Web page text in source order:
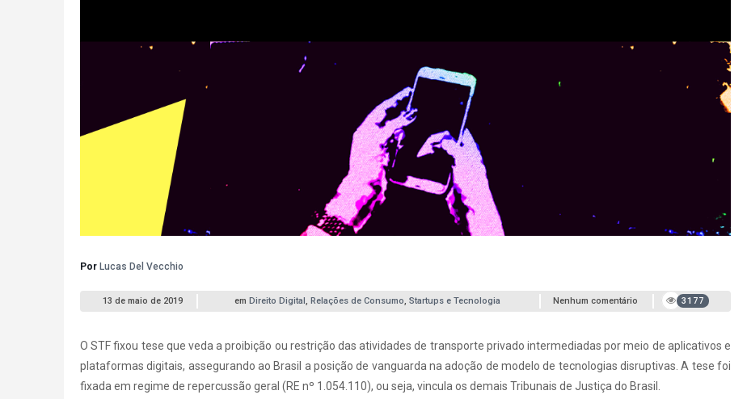
Por Lucas Del Vecchio
13 de maio de 2019 em Direito Digital, Relações de Consumo, Startups e Tecnologia Nenhum comentário 3177
O STF fixou tese que veda a proibição ou restrição das atividades de transporte privado intermediadas por meio de aplicativos e
plataformas digitais, assegurando ao Brasil a posição de vanguarda na adoção de modelo de tecnologias disruptivas. A tese foi
fixada em regime de repercussão geral (RE nº 1.054.110), ou seja, vincula os demais Tribunais de Justiça do Brasil.